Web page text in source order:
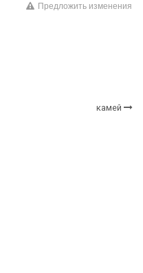
Предложить изменения
камей